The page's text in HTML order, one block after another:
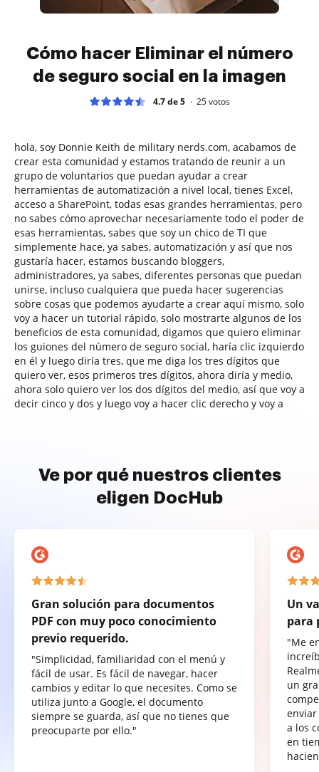
Cómo hacer Eliminar el número
de seguro social en la imagen
4.7 de 5 25votos
hola, soy Donnie Keith de military nerds.com, acabamos de
crear esta comunidad y estamos tratando de reunir a un
grupo de voluntarios que puedan ayudar a crear
herramientas de automatización a nivel local, tienes Excel,
acceso a SharePoint, todas esas grandes herramientas, pero
no sabes cómo aprovechar necesariamente todo el poder de
esas herramientas, sabes que soy un chico de TI que
simplemente hace, ya sabes, automatización y así que nos
gustaría hacer, estamos buscando bloggers,
administradores, ya sabes, diferentes personas que puedan
unirse, incluso cualquiera que pueda hacer sugerencias
sobre cosas que podemos ayudarte a crear aquí mismo, solo
voy a hacer un tutorial rápido, solo mostrarte algunos de los
beneficios de esta comunidad, digamos que quiero eliminar
los guiones del número de seguro social, haría clic izquierdo
en él y luego diría tres, que me diga los tres dígitos que
quiero ver, esos primeros tres dígitos, ahora diría y medio,
ahora solo quiero ver los dos dígitos del medio, así que voy a
decir cinco y dos y luego voy a hacer clic derecho y voy a
Ve por qué nuestros clientes
eligen DocHub
Gran solución para documentos
PDF con muy poco conocimiento
previo requerido.
"Simplicidad, familiaridad con el menú y
fácil de usar. Es fácil de navegar, hacer
cambios y editar lo que necesites. Como se
utiliza junto a Google, el documento
siempre se guarda, así que no tienes que
preocuparte por ello."
Un
para
"Me
un
a los
en